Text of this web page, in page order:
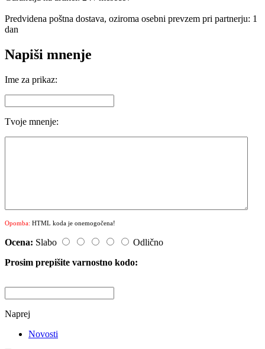
Predvidena poštna dostava, oziroma osebni prevzem pri partnerju: 1
dan
Napiši mnenje
Ime za prikaz:
Tvoje mnenje:
Opomba: HTML koda je onemogočena!
Ocena: Slabo
Odlično
Prosim prepišite varnostno kodo:
Naprej
Novosti